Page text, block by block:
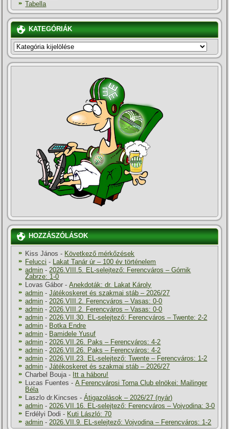
Tabella
KATEGÓRIÁK
KATEGÓRIÁK
HOZZÁSZÓLÁSOK
Kiss János - Következő mérkőzések
Felucci - Lakat Tanár úr – 100 év történelem
admin -2026.VIII.5. EL-selejtező: Ferencváros – Górnik
Zabrze: 1-0
Lovas Gábor -Anekdoták: dr. Lakat Károly
admin -Játékoskeret és szakmai stáb – 2026/27
admin -2026.VIII.2. Ferencváros – Vasas: 0-0
admin -2026.VIII.2. Ferencváros – Vasas: 0-0
admin -2026.VII.30. EL-selejtező: Ferencváros – Twente: 2-2
admin - Botka Endre
admin - Bamidele Yusuf
admin -2026.VII.26. Paks – Ferencváros: 4-2
admin -2026.VII.26. Paks – Ferencváros: 4-2
admin -2026.VII.23. EL-selejtező: Twente – Ferencváros: 1-2
admin -Játékoskeret és szakmai stáb – 2026/27
Charbel Bouja- Itt a háboru!
Lucas Fuentes -A Ferencvárosi Torna Club elnökei: Mailinger
Béla
Laszlo dr.Kincses -Átigazolások – 2026/27 (nyár)
admin -2026.VII.16. EL-selejtező: Ferencváros – Vojvodina: 3-0
Erdélyi Dodi - Kuti László: 70
admin -2026.VII.9. EL-selejtező: Vojvodina – Ferencváros: 1-2